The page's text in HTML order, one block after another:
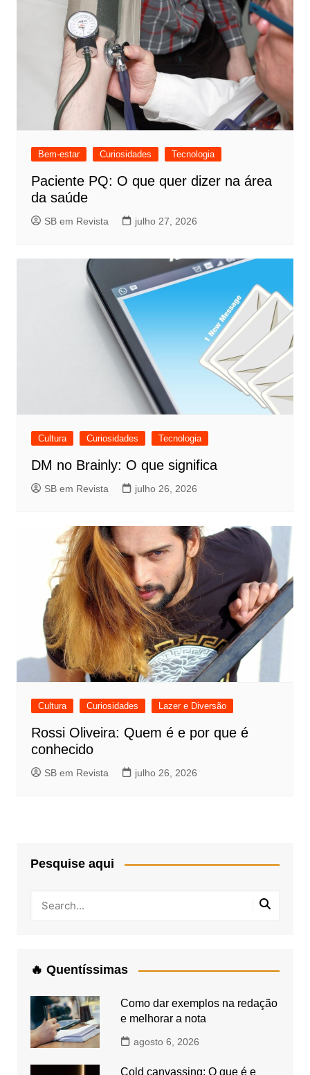
Bem-estar Curiosidades Tecnologia
Paciente PQ: O que quer dizer na área
da saúde
SB em Revista julho 27, 2026
Cultura Curiosidades Tecnologia
DM no Brainly: O que significa
SB em Revista julho 26, 2026
Cultura Curiosidades Lazer e Diversão
Rossi Oliveira: Quem é e por que é
conhecido
SB em Revista julho 26, 2026
Pesquise aqui
🔥 Quentíssimas
Como dar exemplos na redação
e melhorar a nota
agosto 6, 2026
Cold canvassing: O que é e